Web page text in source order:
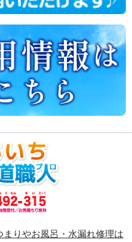
りやお風呂・水漏れ修理は